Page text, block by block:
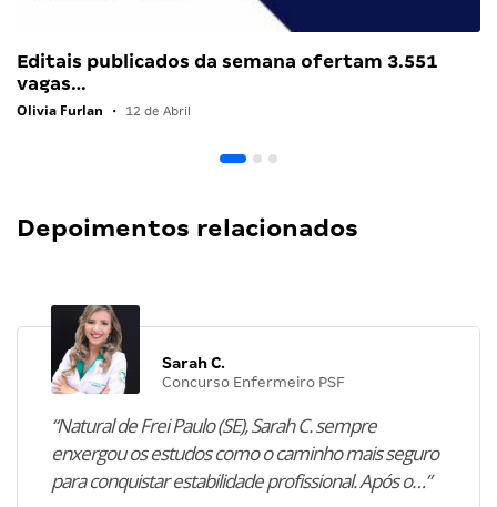
Editais publicados da semana ofertam 3.551
vagas…
Olivia Furlan • 12 de Abril
Depoimentos relacionados
Sarah C.
Concurso Enfermeiro PSF
“Natural de Frei Paulo (SE), Sarah C. sempre
enxergou os estudos como o caminho mais seguro
para conquistar estabilidade profissional. Após o…”